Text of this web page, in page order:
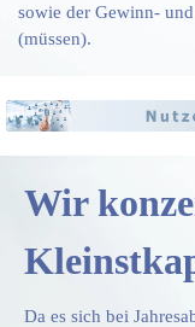
sowie der Gewinn-
(müssen).
Wir
Da es sich bei